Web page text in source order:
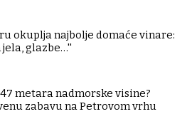
okuplja najbolje domaće vinare:
glazbe…''
metara nadmorske visine?
zabavu na Petrovom vrhu